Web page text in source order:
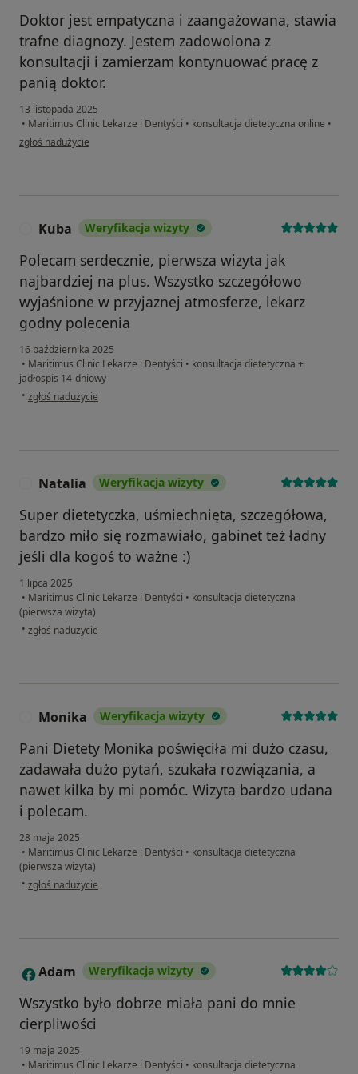
Doktor jest empatyczna i zaangażowana, stawia
trafne diagnozy. Jestem zadowolona z
konsultacji i zamierzam kontynuować pracę z
panią doktor.
13 listopada 2025
• Maritimus Clinic Lekarze i Dentyści • konsultacja dietetyczna online •
w opinii użytkownika Alina
zgłoś nadużycie
Kuba Weryfikacja wizyty
Polecam serdecznie, pierwsza wizyta jak
najbardziej na plus. Wszystko szczegółowo
wyjaśnione w przyjaznej atmosferze, lekarz
godny polecenia
16 października 2025
• Maritimus Clinic Lekarze i Dentyści • konsultacja dietetyczna +
jadłospis 14-dniowy
• w opinii użytkownika Kuba
zgłoś nadużycie
Natalia Weryfikacja wizyty
Super dietetyczka, uśmiechnięta, szczegółowa,
bardzo miło się rozmawiało, gabinet też ładny
jeśli dla kogoś to ważne :)
1 lipca 2025
• Maritimus Clinic Lekarze i Dentyści • konsultacja dietetyczna
(pierwsza wizyta)
• w opinii użytkownika Natalia
zgłoś nadużycie
Monika Weryfikacja wizyty
Pani Dietety Monika poświęciła mi dużo czasu,
zadawała dużo pytań, szukała rozwiązania, a
nawet kilka by mi pomóc. Wizyta bardzo udana
i polecam.
28 maja 2025
• Maritimus Clinic Lekarze i Dentyści • konsultacja dietetyczna
(pierwsza wizyta)
• w opinii użytkownika Monika
zgłoś nadużycie
A Adam Weryfikacja wizyty
Wszystko było dobrze miała pani do mnie
cierpliwości
19 maja 2025
• Maritimus Clinic Lekarze i Dentyści • konsultacja dietetyczna